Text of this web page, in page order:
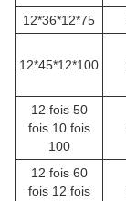
12*36*12*75
12*45*12*100
12 fois 50
fois 10 fois
100
12 fois 60
fois 12 fois